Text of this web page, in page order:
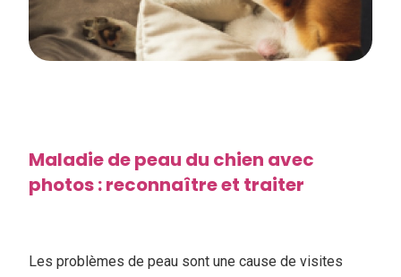
Maladie de peau du chien avec
photos : reconnaître et traiter
Les problèmes de peau sont une cause de visites